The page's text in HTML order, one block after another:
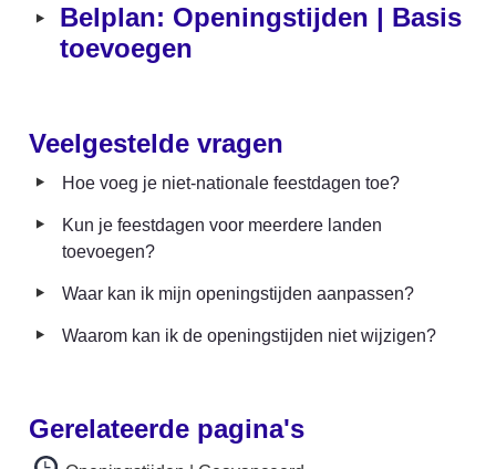
‣ Belplan: Openingstijden | Basis
toevoegen
Veelgestelde vragen
‣ Hoe voeg je niet-nationale feestdagen toe?
‣
Kun je feestdagen voor meerdere landen
toevoegen?
‣ Waar kan ik mijn openingstijden aanpassen?
‣ Waarom kan ik de openingstijden niet wijzigen?
Gerelateerde pagina's